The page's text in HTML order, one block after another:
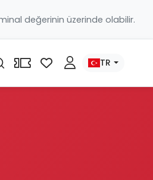
değerinin üzerinde olabilir.
TR